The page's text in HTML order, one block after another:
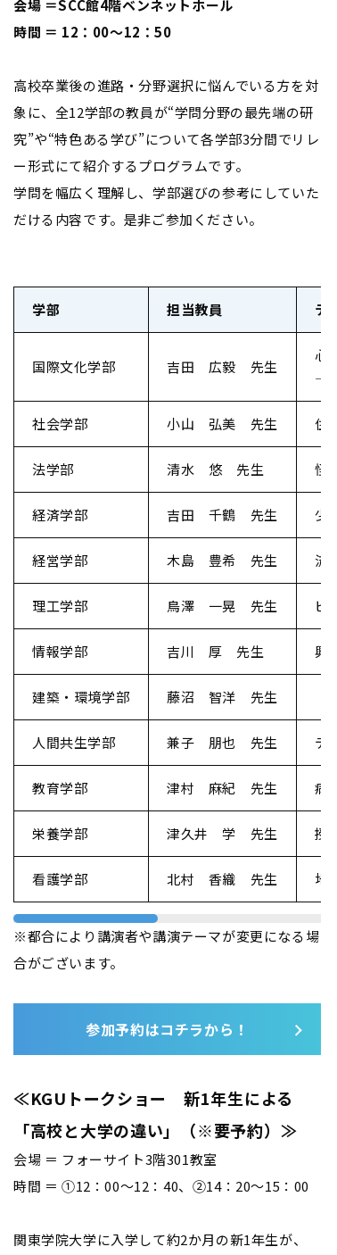
会場 ＝SCC館4階ベンネットホール
時間 ＝ 12：00～12：50
高校卒業後の進路・分野選択に悩んでいる方を対
象に、全12学部の教員が“学問分野の最先端の研
究”や“特色ある学び”について各学部3分間でリレ
ー形式にて紹介するプログラムです。
学問を幅広く理解し、学部選びの参考にしていた
だける内容です。是非ご参加ください。
学部 担当教員 テ
国際文化学部 吉田 広毅 先生
心
―
社会学部 小山 弘美 先生 住
法学部 清水 悠 先生 怪
経済学部 吉田 千鶴 先生 少
経営学部 木島 豊希 先生 流
理工学部 鳥澤 一晃 先生 ビ
情報学部 吉川 厚 先生 興
建築・環境学部 藤沼 智洋 先生
人間共生学部 兼子 朋也 先生 デ
教育学部 津村 麻紀 先生 病
栄養学部 津久井 学 先生 授
看護学部 北村 香織 先生 地
※都合により講演者や講演テーマが変更になる場
合がございます。
参加予約はコチラから！
≪KGUトークショー 新1年生による
「高校と大学の違い」（※要予約）≫
会場 ＝ フォーサイト3階301教室
時間 ＝ ①12：00～12：40、②14：20～15：00
関東学院大学に入学して約2か月の新1年生が、